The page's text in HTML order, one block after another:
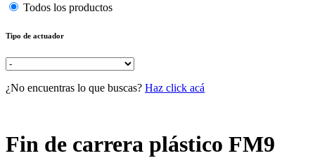
Todos los productos
Tipo de actuador
¿No encuentras lo que buscas? Haz click acá
Fin de carrera plástico FM9